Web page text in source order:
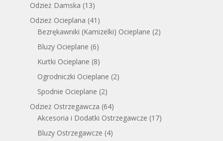
Odzież Damska (13)
Odzież Ocieplana (41)
Bezrękawniki (Kamizelki) Ocieplane (2)
Bluzy Ocieplane (6)
Kurtki Ocieplane (8)
Ogrodniczki Ocieplane (2)
Spodnie Ocieplane (2)
Odzież Ostrzegawcza (64)
Akcesoria i Dodatki Ostrzegawcze (17)
Bluzy Ostrzegawcze (4)